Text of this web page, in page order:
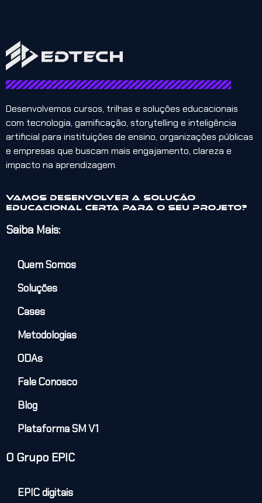
Desenvolvemos cursos, trilhas e soluções educacionais
com tecnologia, gamificação, storytelling e inteligência
artificial para instituições de ensino, organizações públicas
e empresas que buscam mais engajamento, clareza e
impacto na aprendizagem.
Vamos desenvolver a solução
educacional certa para o seu projeto?
Saiba Mais:
Quem Somos
Soluções
Cases
Metodologias
ODAs
Fale Conosco
Blog
Plataforma SM V1
O Grupo EPIC
EPIC digitais